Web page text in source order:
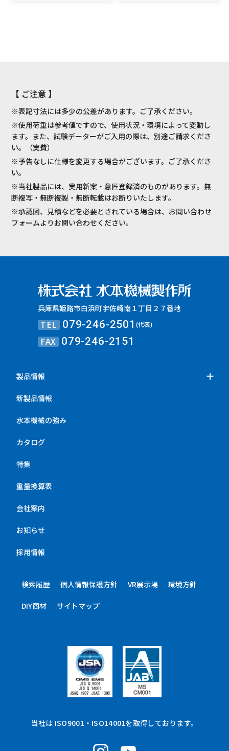
【 ご注意 】
※表記寸法には多少の公差があります。ご了承ください。
※使用荷重は参考値ですので、使用状況・環境によって変動し
ます。また、試験データーがご入用の際は、別途ご請求くださ
い。（実費）
※予告なしに仕様を変更する場合がございます。ご了承くださ
い。
※当社製品には、実用新案・意匠登録済のものがあります。無
断複写・無断複製・無断転載はお断りいたします。
※承認図、見積などを必要とされている場合は、お問い合わせ
フォームよりお問い合わせください。
兵庫県姫路市白浜町宇佐崎南１丁目２７番地
TEL 079-246-2501(代表)
FAX 079-246-2151
製品情報
新製品情報
水本機械の強み
カタログ
特集
重量換算表
会社案内
お知らせ
採用情報
検索履歴 個人情報保護方針 VR展示場 環境方針
DIY商材 サイトマップ
当社は ISO9001・ISO14001を取得しております。